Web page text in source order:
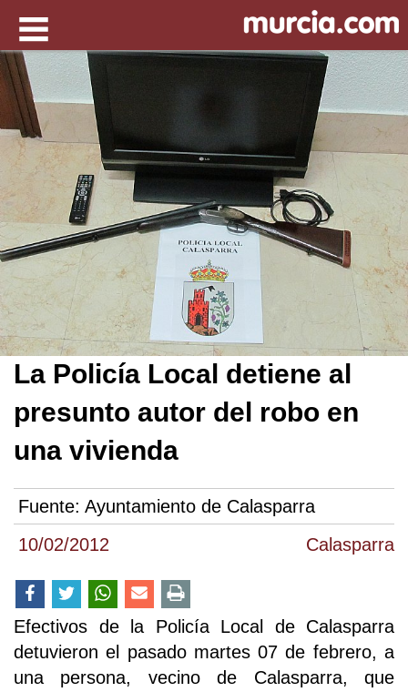
10/02/2012 Calasparra
La Policía Local detiene al
presunto autor del robo en
una vivienda
Fuente: Ayuntamiento de Calasparra
Efectivos de la Policía Local de Calasparra
detuvieron el pasado martes 07 de febrero, a
una persona, vecino de Calasparra, que